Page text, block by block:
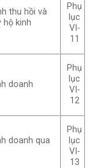
thu hồi và
hộ kinh
Phụ
lục
VI-
11
doanh
Phụ
lục
VI-
12
doanh qua
Phụ
lục
VI-
13